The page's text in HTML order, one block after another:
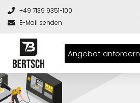
+49 7139 9351-100
E-Mail senden
Angebot anfordern